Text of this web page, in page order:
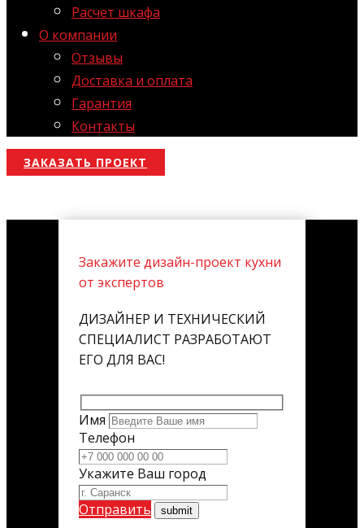
Расчет шкафа
О компании
Отзывы
Доставка и оплата
Гарантия
Контакты
ЗАКАЗАТЬ ПРОЕКТ
Закажите дизайн-проект кухни
от экспертов
ДИЗАЙНЕР И ТЕХНИЧЕСКИЙ
СПЕЦИАЛИСТ РАЗРАБОТАЮТ
ЕГО ДЛЯ ВАС!
Имя
Телефон
Укажите Ваш город
Отправить